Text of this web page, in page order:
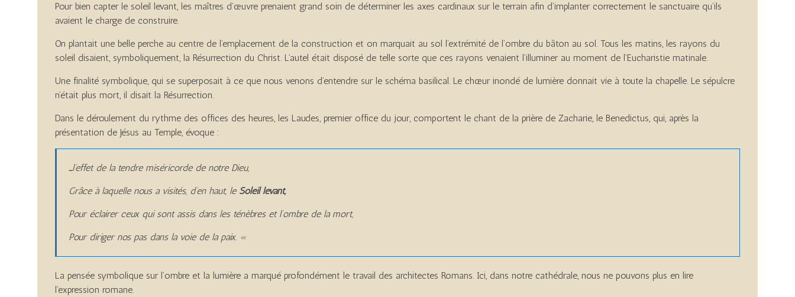
Pour bien capter le soleil levant, les maîtres d’œuvre prenaient grand soin de déterminer les axes cardinaux sur le terrain afin d’implanter correctement le sanctuaire qu’ils
avaient le charge de construire.
On plantait une belle perche au centre de l’emplacement de la construction et on marquait au sol l’extrémité de l’ombre du bâton au sol. Tous les matins, les rayons du
soleil disaient, symboliquement, la Résurrection du Christ. L’autel était disposé de telle sorte que ces rayons venaient l’illuminer au moment de l’Eucharistie matinale.
Une finalité symbolique, qui se superposait à ce que nous venons d’entendre sur le schéma basilical. Le chœur inondé de lumière donnait vie à toute la chapelle. Le sépulcre
n’était plus mort, il disait la Résurrection.
Dans le déroulement du rythme des offices des heures, les Laudes, premier office du jour, comportent le chant de la prière de Zacharie, le Benedictus, qui, après la
présentation de Jésus au Temple, évoque :
…l’effet de la tendre miséricorde de notre Dieu,
Grâce à laquelle nous a visités, d’en haut, le Soleil levant,
Pour éclairer ceux qui sont assis dans les ténèbres et l’ombre de la mort,
Pour diriger nos pas dans la voie de la paix. «
La pensée symbolique sur l’ombre et la lumière a marqué profondément le travail des architectes Romans. Ici, dans notre cathédrale, nous ne pouvons plus en lire
l’expression romane.